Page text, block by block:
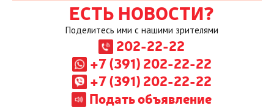
ЕСТЬ НОВОСТИ?
Поделитесь ими с нашими зрителями
202-22-22
+7 (391) 202-22-22
+7 (391) 202-22-22
Подать объявление